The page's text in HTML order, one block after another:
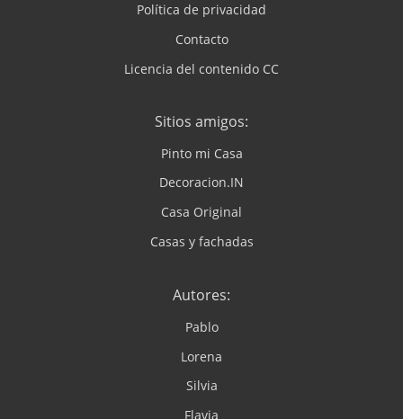
Política de privacidad
Contacto
Licencia del contenido CC
Sitios amigos:
Pinto mi Casa
Decoracion.IN
Casa Original
Casas y fachadas
Autores:
Pablo
Lorena
Silvia
Flavia